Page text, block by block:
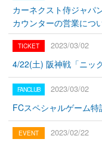
カーネクスト侍ジャパ
カウンターの営業につ
2023/03/02
4/22(土) 阪神戦「ニッ
2023/03/02
FCスペシャルゲーム
2023/02/22